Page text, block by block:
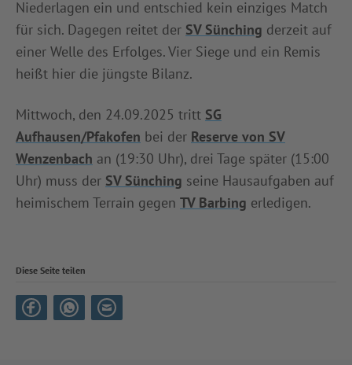
Niederlagen ein und entschied kein einziges Match
für sich. Dagegen reitet der SV Sünching derzeit auf
einer Welle des Erfolges. Vier Siege und ein Remis
heißt hier die jüngste Bilanz.
Mittwoch, den 24.09.2025 tritt SG
Aufhausen/Pfakofen bei der Reserve von SV
Wenzenbach an (19:30 Uhr), drei Tage später (15:00
Uhr) muss der SV Sünching seine Hausaufgaben auf
heimischem Terrain gegen TV Barbing erledigen.
Diese Seite teilen